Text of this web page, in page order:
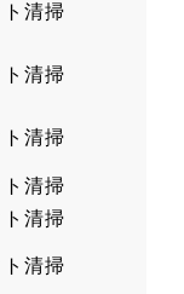
ト清掃
ト清掃
ト清掃
ト清掃
ト清掃
ト清掃